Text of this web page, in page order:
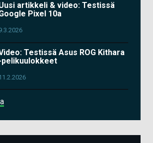
artikkeli & video: Testissä
Pixel 10a
Testissä Asus ROG Kithara
pelikuulokkeet